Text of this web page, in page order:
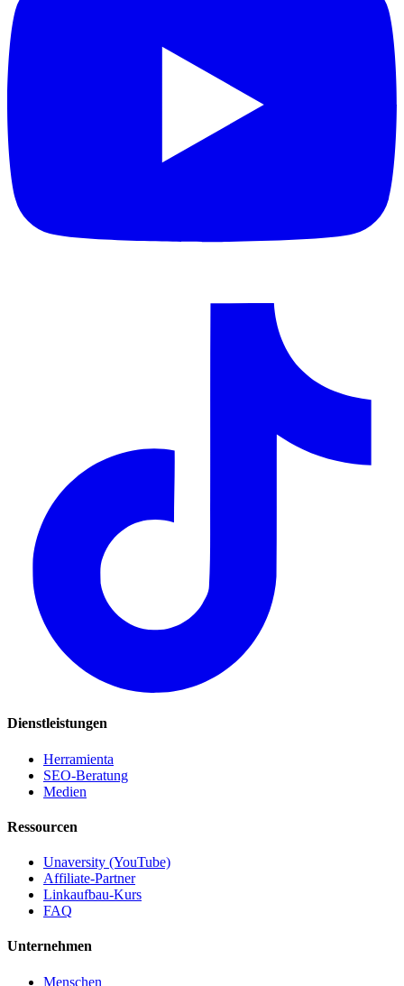
Dienstleistungen
Herramienta
SEO-Beratung
Medien
Ressourcen
Unaversity (YouTube)
Affiliate-Partner
Linkaufbau-Kurs
FAQ
Unternehmen
Menschen